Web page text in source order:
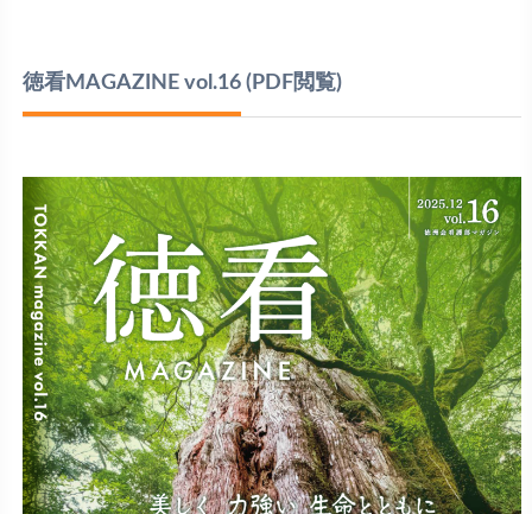
徳看MAGAZINE vol.16(PDF閲覧)